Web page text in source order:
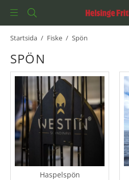
Startsida / Fiske / Spön
SPÖN
Haspelspön